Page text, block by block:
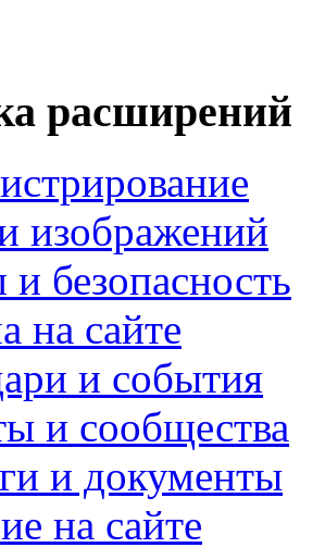
расширений
изображений
безопасность
на сайте
и события
и сообщества
и документы
на сайте